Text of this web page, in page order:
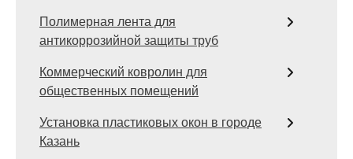
Полимерная лента для
антикоррозийной защиты труб
Коммерческий ковролин для
общественных помещений
Установка пластиковых окон в городе
Казань